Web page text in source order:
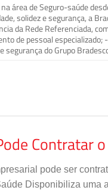
área de Seguro-saúde
solidez e segurança, a
da Rede Referenciada,
de pessoal especializado;
segurança do Grupo
Contratar
pode ser
Disponibiliza uma